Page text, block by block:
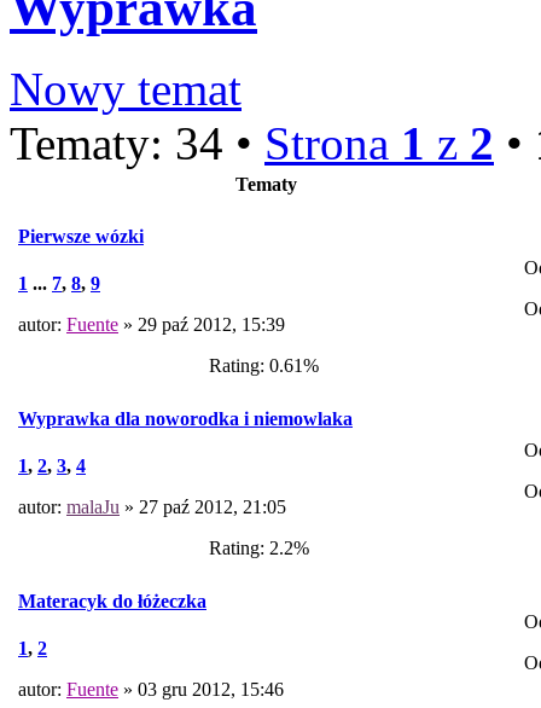
Nowy temat
Tematy: 34 • Strona 1 z 2 •
Tematy
Pierwsze wózki
1 ... 7, 8, 9
autor: Fuente » 29 paź 2012, 15:39
Rating: 0.61%
Wyprawka dla noworodka i niemowlaka
1, 2, 3, 4
autor: malaJu » 27 paź 2012, 21:05
Rating: 2.2%
Materacyk do łóżeczka
1, 2
autor: Fuente » 03 gru 2012, 15:46